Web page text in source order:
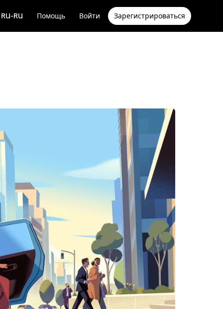
RU-RU Помощь Войти Зарегистрироваться